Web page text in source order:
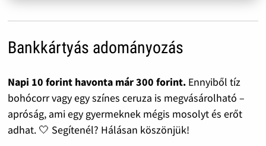
Bankkártyás adományozás
Napi 10 forint havonta már 300 forint.Ennyiből tíz
bohócorr vagy egy színes ceruza is megvásárolható –
apróság, ami egy gyermeknek mégis mosolyt és erőt
adhat. 🤍 Segítenél? Hálásan köszönjük!